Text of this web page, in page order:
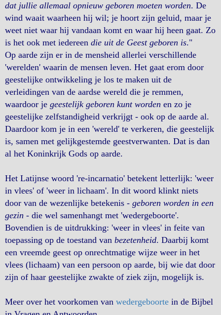
dat jullie allemaal opnieuw geboren moeten worden. De
wind waait waarheen hij wil; je hoort zijn geluid, maar je
weet niet waar hij vandaan komt en waar hij heen gaat. Zo
is het ook met iedereen die uit de Geest geboren is."
Op aarde zijn er in de mensheid allerlei verschillende
'werelden' waarin de mensen leven. Het gaat erom door
geestelijke ontwikkeling je los te maken uit de
verleidingen van de aardse wereld die je remmen,
waardoor je geestelijk geboren kunt worden en zo je
geestelijke zelfstandigheid verkrijgt - ook op de aarde al.
Daardoor kom je in een 'wereld' te verkeren, die geestelijk
is, samen met gelijkgestemde geestverwanten. Dat is dan
al het Koninkrijk Gods op aarde.
Het Latijnse woord 're-incarnatio' betekent letterlijk: 'weer
in vlees' of 'weer in lichaam'. In dit woord klinkt niets
door van de wezenlijke betekenis - geboren worden in een
gezin - die wel samenhangt met 'wedergeboorte'.
Bovendien is de uitdrukking: 'weer in vlees' in feite van
toepassing op de toestand van bezetenheid. Daarbij komt
een vreemde geest op onrechtmatige wijze weer in het
vlees (lichaam) van een persoon op aarde, bij wie dat door
zijn of haar geestelijke zwakte of ziek zijn, mogelijk is.
Meer over het voorkomen van wedergeboorte in de Bijbel